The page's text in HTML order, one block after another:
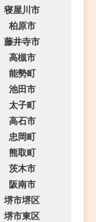
寝屋川市
柏原市
藤井寺市
高槻市
能勢町
池田市
太子町
高石市
忠岡町
熊取町
茨木市
阪南市
堺市堺区
堺市東区